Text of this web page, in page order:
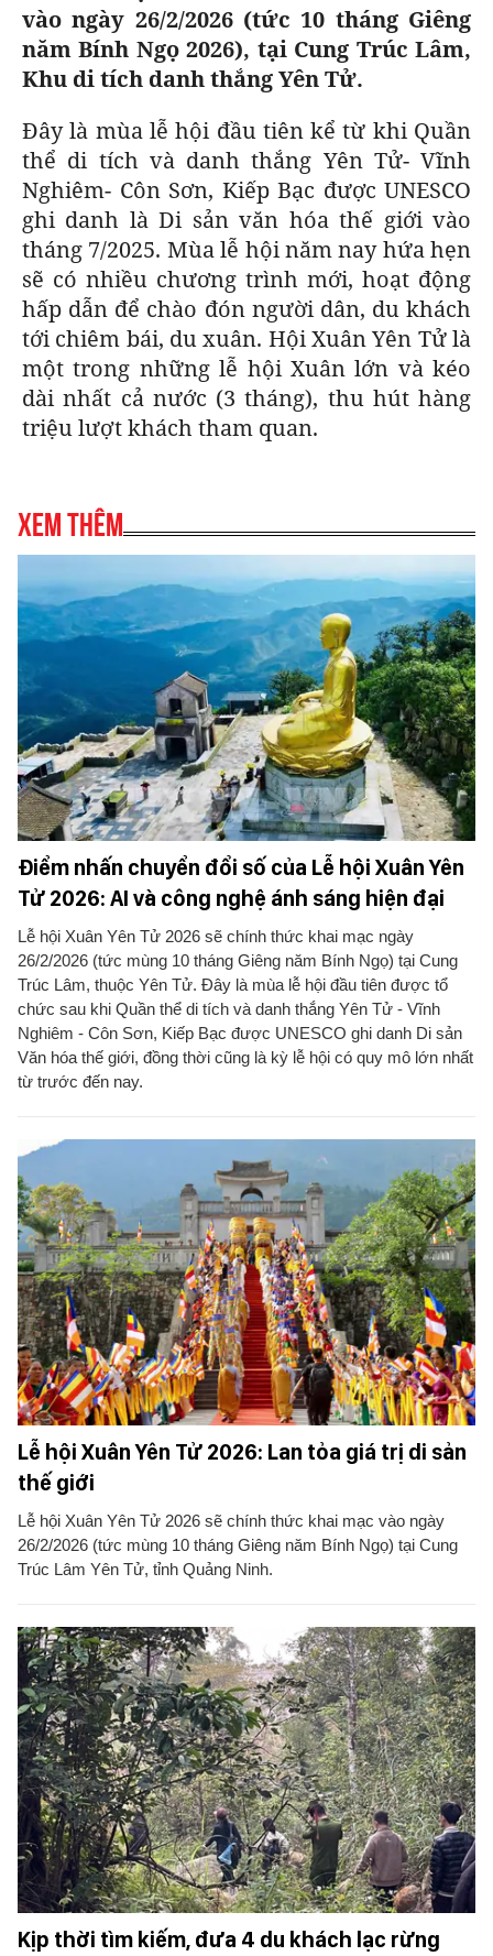
GOLF
CÁC CÚP CHÂU ÂU
KẾT QUẢ
BẢNG XẾP HẠNG
BÓNG ĐÁ
VĂN HÓA
GIẢI TRÍ
ĐỌC - XEM
DIỄN ĐÀN
CÔNG NGHIỆP VĂN HÓA
VĂN HÓA SỐNG KHỎE
X-QUANG TIN ĐỒN
VIẾT LẠI ƯỚC MƠ
PHIM
ÂM NHẠC
KBIZ
DU LỊCH
TIN TỨC
ĐIỂM ĐẾN
ẢNH
ẨM THỰC
TƯ VẤN
THẾ GIỚI SAO
HIGHTECH
TIÊU ĐIỂM - SPOTLIGHT
BẠN CẦN BIẾT
INFOGRAPHIC
E-MAGAZINE
BÁO GIẤY
CỐNG HIẾN
TIỆN ÍCH
LIÊN HỆ QUẢNG CÁO
Hotline: 0981.119.189
Điện thoại: 024.38254756
MẠNG XÃ HỘI
vào ngày 26/2/2026 (tức 10 tháng Giêng
năm Bính Ngọ 2026), tại Cung Trúc Lâm,
Khu di tích danh thắng Yên Tử.
Đây là mùa lễ hội đầu tiên kể từ khi Quần
thể di tích và danh thắng Yên Tử- Vĩnh
Nghiêm- Côn Sơn, Kiếp Bạc được UNESCO
ghi danh là Di sản văn hóa thế giới vào
tháng 7/2025. Mùa lễ hội năm nay hứa hẹn
sẽ có nhiều chương trình mới, hoạt động
hấp dẫn để chào đón người dân, du khách
tới chiêm bái, du xuân. Hội Xuân Yên Tử là
một trong những lễ hội Xuân lớn và kéo
dài nhất cả nước (3 tháng), thu hút hàng
triệu lượt khách tham quan.
Xem thêm
Điểm nhấn chuyển đổi số của Lễ hội Xuân Yên
Tử 2026: AI và công nghệ ánh sáng hiện đại
Lễ hội Xuân Yên Tử 2026 sẽ chính thức khai mạc ngày
26/2/2026 (tức mùng 10 tháng Giêng năm Bính Ngọ) tại Cung
Trúc Lâm, thuộc Yên Tử. Đây là mùa lễ hội đầu tiên được tổ
chức sau khi Quần thể di tích và danh thắng Yên Tử - Vĩnh
Nghiêm - Côn Sơn, Kiếp Bạc được UNESCO ghi danh Di sản
Văn hóa thế giới, đồng thời cũng là kỳ lễ hội có quy mô lớn nhất
từ trước đến nay.
Lễ hội Xuân Yên Tử 2026: Lan tỏa giá trị di sản
thế giới
Lễ hội Xuân Yên Tử 2026 sẽ chính thức khai mạc vào ngày
26/2/2026 (tức mùng 10 tháng Giêng năm Bính Ngọ) tại Cung
Trúc Lâm Yên Tử, tỉnh Quảng Ninh.
Kịp thời tìm kiếm, đưa 4 du khách lạc rừng